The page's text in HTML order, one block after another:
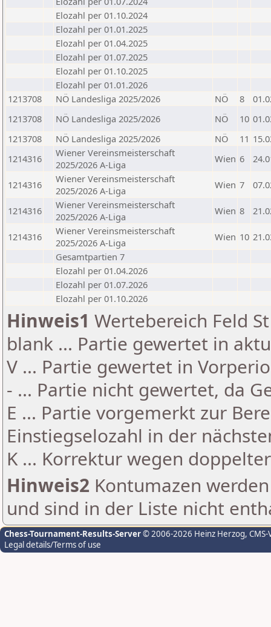
Elozahl per 01.10.2024
Elozahl per 01.01.2025
Elozahl per 01.04.2025
Elozahl per 01.07.2025
Elozahl per 01.10.2025
Elozahl per 01.01.2026
1213708
NÖ Landesliga 2025/2026 NÖ 8
1213708
NÖ Landesliga 2025/2026 NÖ 10
1213708
NÖ Landesliga 2025/2026 NÖ 11
1214316
Wiener Vereinsmeisterschaft
2025/2026 A-Liga
Wien 6
1214316
Wiener Vereinsmeisterschaft
2025/2026 A-Liga
Wien 7
1214316
Wiener Vereinsmeisterschaft
2025/2026 A-Liga
Wien 8
1214316
Wiener Vereinsmeisterschaft
2025/2026 A-Liga
Wien 10
Gesamtpartien 7
Elozahl per 01.04.2026
Elozahl per 01.07.2026
Elozahl per 01.10.2026
Hinweis1 Wertebereich Feld
blank ... Partie gewertet in
V ... Partie gewertet in
- ... Partie nicht gewertet, da
E ... Partie vorgemerkt zur
Einstiegselozahl in der
K ... Korrektur wegen
Hinweis2 Kontumazen
und sind in der Liste nicht
Chess-Tournament-Results-Server© 2006-2026 Heinz Herzog,
Legal details/Terms of use